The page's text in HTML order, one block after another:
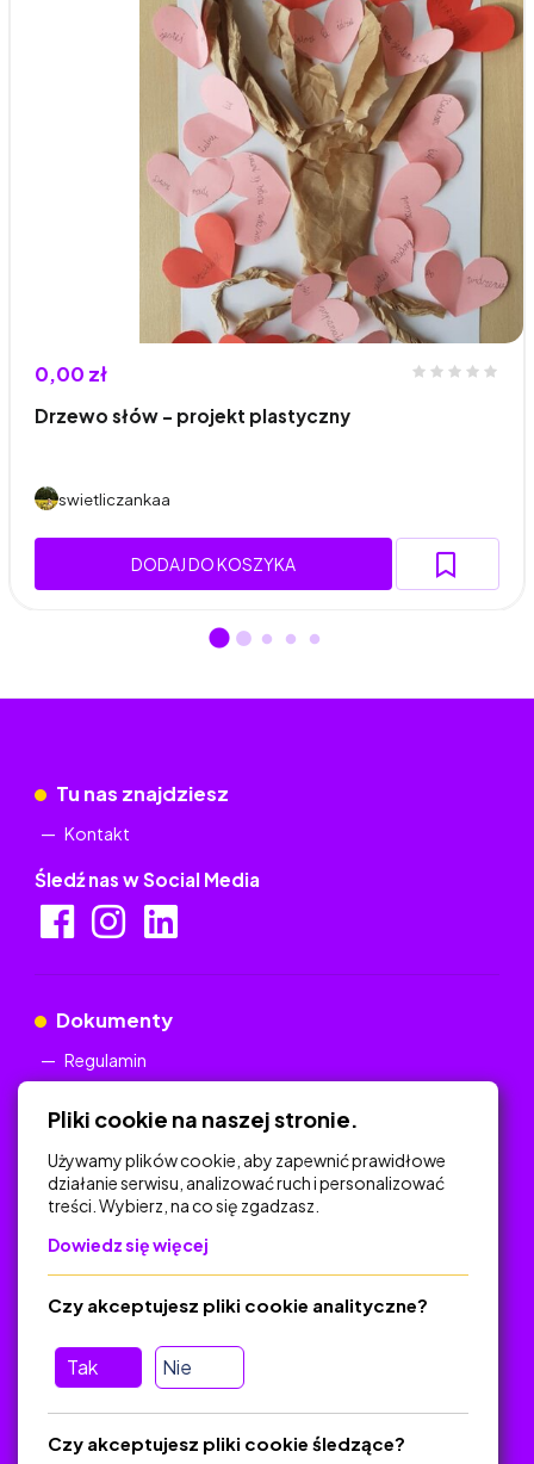
0,00 zł
Drzewo słów - projekt plastyczny
swietliczankaa
DODAJ DO KOSZYKA
Tu nas znajdziesz
Kontakt
Śledź nas w Social Media
Dokumenty
Regulamin
Na skróty
Polityka Prywatności
O platformie
Baza materiałów dydaktycznych
Jak zostać autorem
Pliki cookie na naszej stronie.
Używamy plików cookie, aby zapewnić prawidłowe
działanie serwisu, analizować ruch i personalizować
treści. Wybierz, na co się zgadzasz.
Dowiedz się więcej
Tak Nie
Czy akceptujesz pliki cookie analityczne?
Czy akceptujesz pliki cookie śledzące?